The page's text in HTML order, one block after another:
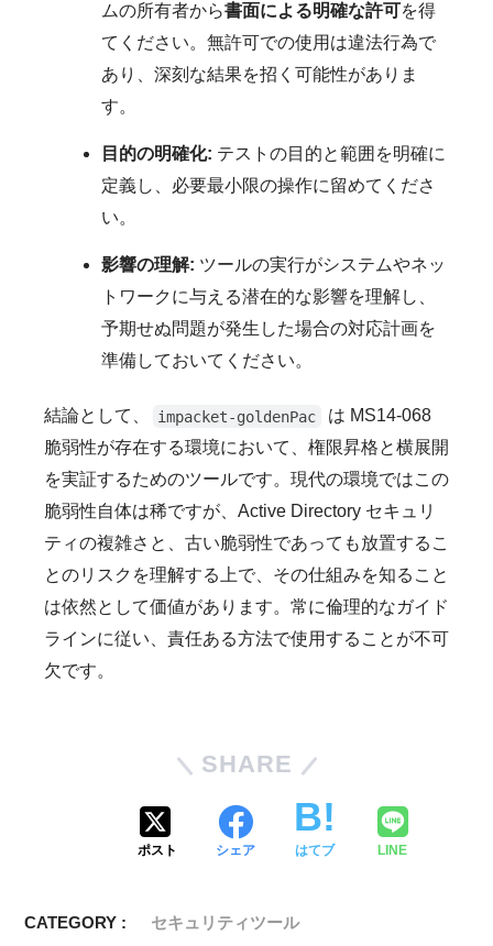
ムの所有者から書面による明確な許可を得
てください。無許可での使用は違法行為で
あり、深刻な結果を招く可能性がありま
す。
目的の明確化: テストの目的と範囲を明確に
定義し、必要最小限の操作に留めてくださ
い。
影響の理解: ツールの実行がシステムやネッ
トワークに与える潜在的な影響を理解し、
予期せぬ問題が発生した場合の対応計画を
準備しておいてください。
結論として、 impacket-goldenPac
は MS14-068
脆弱性が存在する環境において、権限昇格と横展開
を実証するためのツールです。現代の環境ではこの
脆弱性自体は稀ですが、Active Directory セキュリ
ティの複雑さと、古い脆弱性であっても放置するこ
とのリスクを理解する上で、その仕組みを知ること
は依然として価値があります。常に倫理的なガイド
ラインに従い、責任ある方法で使用することが不可
欠です。
SHARE
ポスト シェア はてブ LINE
CATEGORY : セキュリティツール